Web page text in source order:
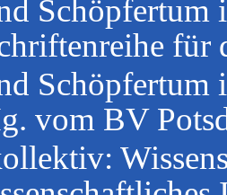
Schöpfertum
Schöpfertum
vom BV